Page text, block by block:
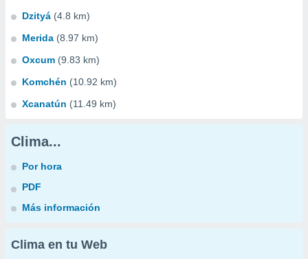
Dzityá (4.8 km)
Merida (8.97 km)
Oxcum (9.83 km)
Komchén (10.92 km)
Xcanatún (11.49 km)
Clima...
Por hora
PDF
Más información
Clima en tu Web